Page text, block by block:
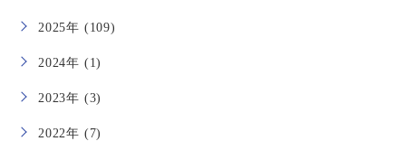
2025年 (109)
2024年 (1)
2023年 (3)
2022年 (7)